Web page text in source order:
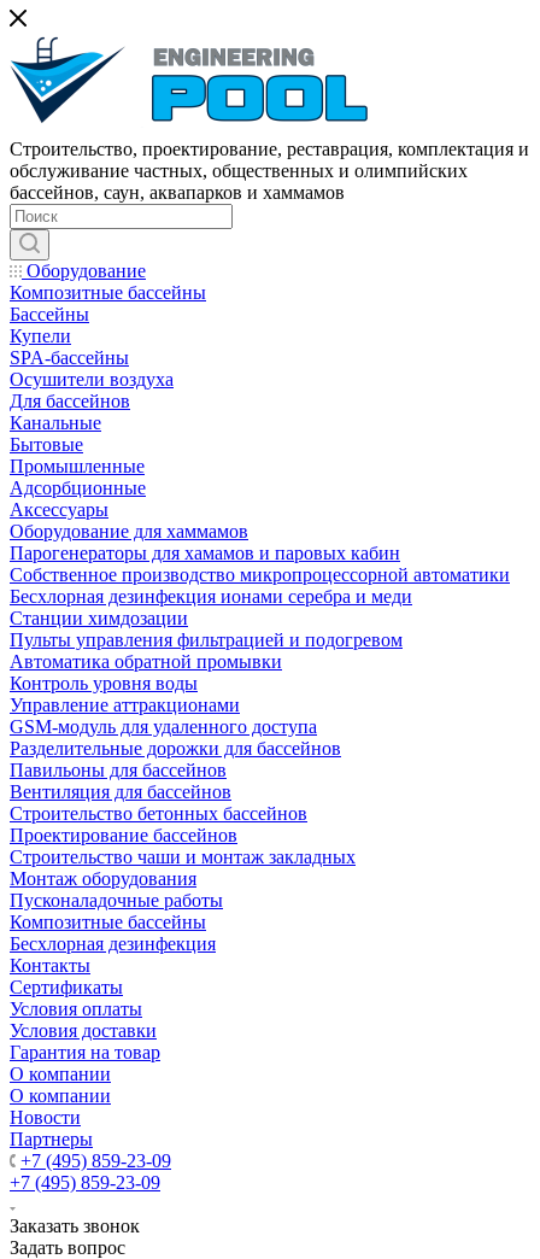
Строительство, проектирование, реставрация, комплектация и
обслуживание частных, общественных и олимпийских
бассейнов, саун, аквапарков и хаммамов
Оборудование
Композитные бассейны
Бассейны
Купели
SPA-бассейны
Осушители воздуха
Для бассейнов
Канальные
Бытовые
Промышленные
Адсорбционные
Аксессуары
Оборудование для хаммамов
Парогенераторы для хамамов и паровых кабин
Собственное производство микропроцессорной автоматики
Беcхлорная дезинфекция ионами серебра и меди
Станции химдозации
Пульты управления фильтрацией и подогревом
Автоматика обратной промывки
Контроль уровня воды
Управление аттракционами
GSM-модуль для удаленного доступа
Разделительные дорожки для бассейнов
Павильоны для бассейнов
Вентиляция для бассейнов
Строительство бетонных бассейнов
Проектирование бассейнов
Строительство чаши и монтаж закладных
Монтаж оборудования
Пусконаладочные работы
Композитные бассейны
Бесхлорная дезинфекция
Контакты
Сертификаты
Условия оплаты
Условия доставки
Гарантия на товар
О компании
О компании
Новости
Партнеры
+7 (495) 859-23-09
+7 (495) 859-23-09
Заказать звонок
Задать вопрос